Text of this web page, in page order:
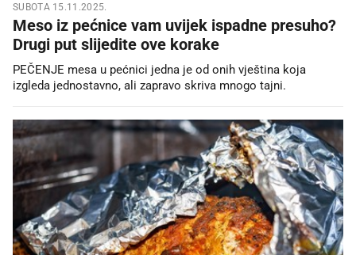
SUBOTA 15.11.2025.
Meso iz pećnice vam uvijek ispadne presuho?
Drugi put slijedite ove korake
PEČENJE mesa u pećnici jedna je od onih vještina koja
izgleda jednostavno, ali zapravo skriva mnogo tajni.